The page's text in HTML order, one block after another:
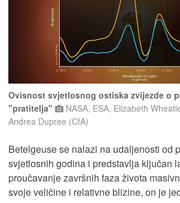
Ovisnost svjetlosnog ostiska zvijezde o
"pratitelja"
NASA, ESA, Elizabeth
Andrea Dupree (CfA)
Betelgeuse se nalazi na udaljenosti od
svjetlosnih godina i predstavlja ključan
proučavanje završnih faza života
svoje veličine i relativne blizine, on je